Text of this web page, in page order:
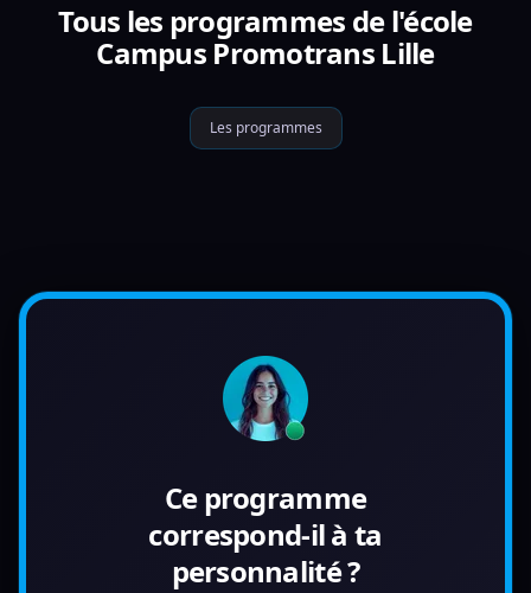
Tous les programmes de l'école
Campus Promotrans Lille
Les programmes
Ce programme
correspond-il à ta
personnalité ?